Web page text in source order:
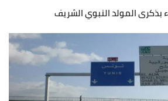
بذكرى المولد النبوي الشريف